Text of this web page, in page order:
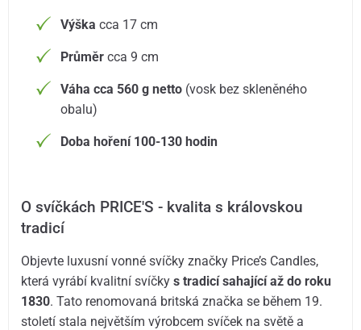
Výška cca 17 cm
Průměr cca 9 cm
Váha cca 560 g netto (vosk bez skleněného
obalu)
Doba hoření 100-130 hodin
O svíčkách PRICE'S - kvalita s královskou
tradicí
Objevte luxusní vonné svíčky značky Price’s Candles,
která vyrábí kvalitní svíčkys tradicí sahající až do roku
1830. Tato renomovaná britská značka se během 19.
století stala největším výrobcem svíček na světě a